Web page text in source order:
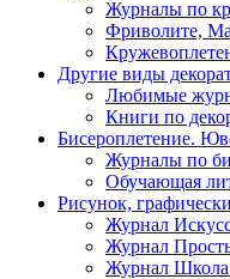
Журналы по
Фриволите,
Другие виды
Любимые
Книги по
Бисероплетение.
Журналы по
Обучающая
Рисунок,
Журнал
Журнал
Журнал Школа